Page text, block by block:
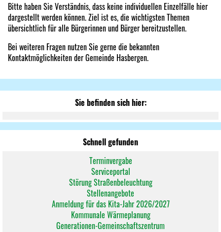
Bitte haben Sie Verständnis, dass keine individuellen Einzelfälle hier
dargestellt werden können. Ziel ist es, die wichtigsten Themen
übersichtlich für alle Bürgerinnen und Bürger bereitzustellen.
Bei weiteren Fragen nutzen Sie gerne die bekannten
Kontaktmöglichkeiten der Gemeinde Hasbergen.
Sie befinden sich hier:
Schnell gefunden
Terminvergabe
Serviceportal
Störung Straßenbeleuchtung
Stellenangebote
Anmeldung für das Kita-Jahr 2026/2027
Kommunale Wärmeplanung
Generationen-Gemeinschaftszentrum